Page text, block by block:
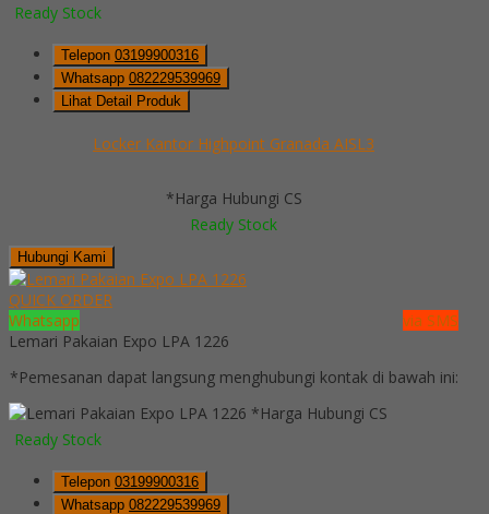
Ready Stock
Telepon 03199900316
Whatsapp 082229539969
Lihat Detail Produk
Locker Kantor Highpoint Granada AISL3
*Harga Hubungi CS
Ready Stock
Hubungi Kami
QUICK ORDER
Whatsapp
via SMS
Lemari Pakaian Expo LPA 1226
*Pemesanan dapat langsung menghubungi kontak di bawah ini:
*Harga Hubungi CS
Ready Stock
Telepon 03199900316
Whatsapp 082229539969